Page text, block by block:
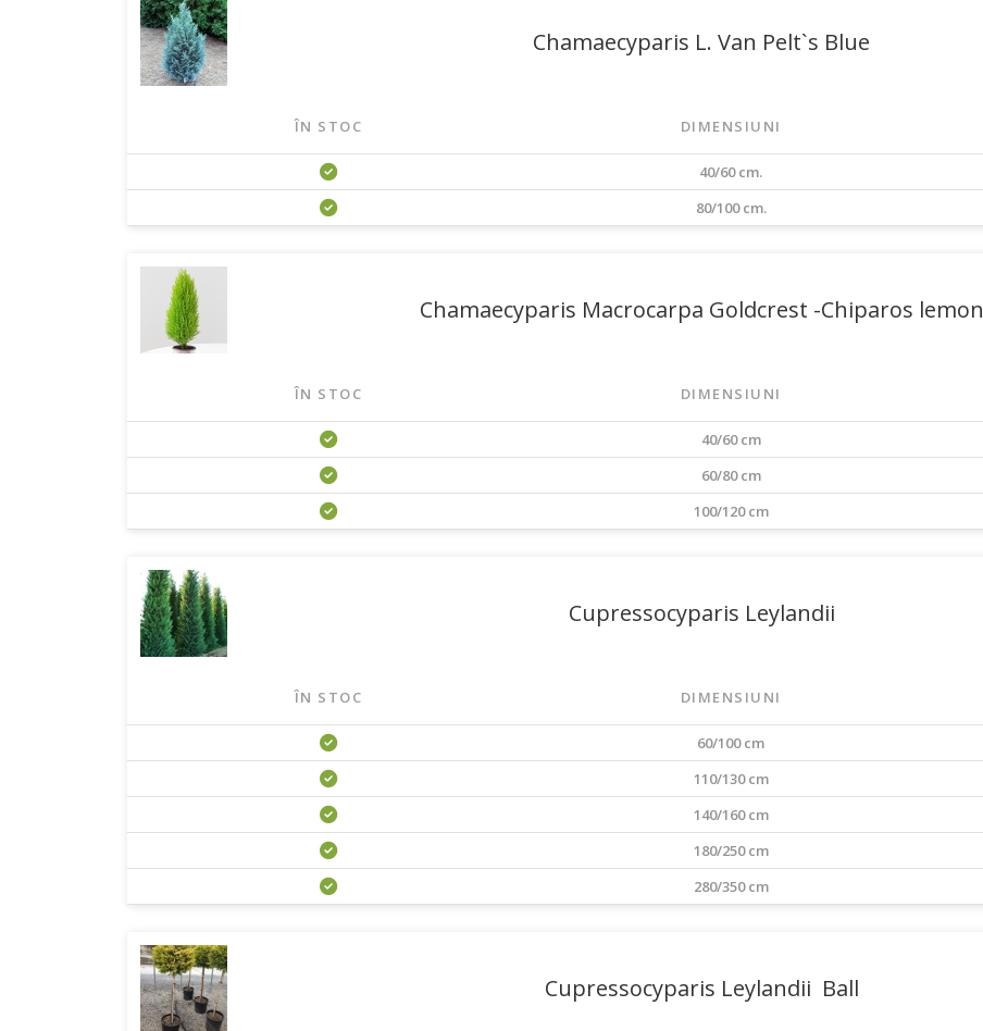
Chamaecyparis L. Van Pelt`s Blue
ÎN STOC DIMENSIUNI
40/60 cm.
80/100 cm.
Chamaecyparis Macrocarpa Goldcrest -Chiparos lemon
ÎN STOC DIMENSIUNI
40/60 cm
60/80 cm
100/120 cm
Cupressocyparis Leylandii
ÎN STOC DIMENSIUNI
60/100 cm
110/130 cm
140/160 cm
180/250 cm
280/350 cm
Cupressocyparis Leylandii Ball